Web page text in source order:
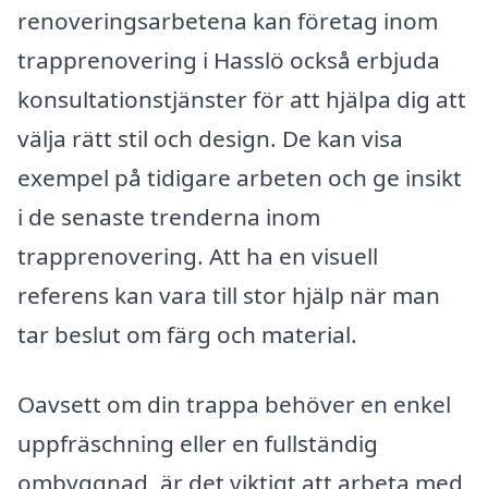
renoveringsarbetena kan företag inom
trapprenovering i Hasslö också erbjuda
konsultationstjänster för att hjälpa dig att
välja rätt stil och design. De kan visa
exempel på tidigare arbeten och ge insikt
i de senaste trenderna inom
trapprenovering. Att ha en visuell
referens kan vara till stor hjälp när man
tar beslut om färg och material.
Oavsett om din trappa behöver en enkel
uppfräschning eller en fullständig
ombyggnad, är det viktigt att arbeta med